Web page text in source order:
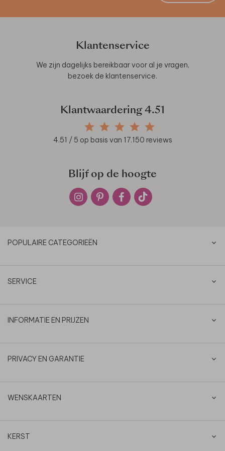
Klantenservice
We zijn dagelijks bereikbaar voor al je vragen,
bezoek de klantenservice.
Klantwaardering 4.51
4.51 / 5 op basis van 17.150 reviews
Blijf op de hoogte
POPULAIRE CATEGORIEËN
SERVICE
INFORMATIE EN PRIJZEN
PRIVACY EN GARANTIE
WENSKAARTEN
KERST